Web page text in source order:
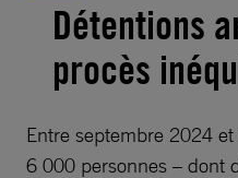
Détentions
procès
Entre septembre 2024
6 000 personnes – dont